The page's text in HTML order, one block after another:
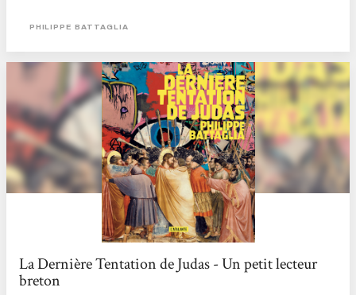
histoire d’amour de très longue durée avec Jésus. Il n’est pas facile de vivre 2
PHILIPPE BATTAGLIA
La Dernière Tentation de Judas - Un petit lecteur
breton